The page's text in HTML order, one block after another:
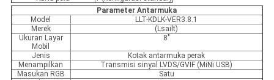
Parameter Antarmuka
Model
LLT-KDLK-VER3.8.1
Merek
(Lsailt)
Ukuran Layar
Mobil
8"
Jenis
Kotak antarmuka perak
Menampilkan
Transmisi sinyal LVDS/GVIF (MiNi USB)
Masukan RGB
Satu